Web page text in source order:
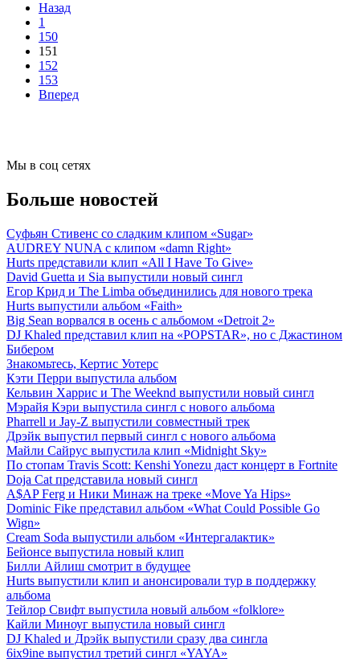
Назад
1
150
151
152
153
Вперед
Мы в соц сетях
Больше новостей
Суфьян Стивенс со сладким клипом «Sugar»
AUDREY NUNA с клипом «damn Right»
Hurts представили клип «All I Have To Give»
David Guetta и Sia выпустили новый сингл
Егор Крид и The Limba объединились для нового трека
Hurts выпустили альбом «Faith»
Big Sean ворвался в осень с альбомом «Detroit 2»
DJ Khaled представил клип на «POPSTAR», но с Джастином
Бибером
Знакомьтесь, Кертис Уотерс
Кэти Перри выпустила альбом
Кельвин Харрис и The Weeknd выпустили новый сингл
Мэрайя Кэри выпустила сингл с нового альбома
Pharrell и Jay-Z выпустили совместный трек
Дрэйк выпустил первый сингл с нового альбома
Майли Сайрус выпустила клип «Midnight Sky»
По стопам Travis Scott: Kenshi Yonezu даст концерт в Fortnite
Doja Cat представила новый сингл
A$AP Ferg и Ники Минаж на треке «Move Ya Hips»
Dominic Fike представил альбом «What Could Possible Go
Wign»
Cream Soda выпустили альбом «Интергалактик»
Бейонсе выпустила новый клип
Билли Айлиш смотрит в будущее
Hurts выпустили клип и анонсировали тур в поддержку
альбома
Тейлор Свифт выпустила новый альбом «folklore»
Кайли Миноуг выпустила новый сингл
DJ Khaled и Дрэйк выпустили сразу два сингла
6ix9ine выпустил третий сингл «YAYA»